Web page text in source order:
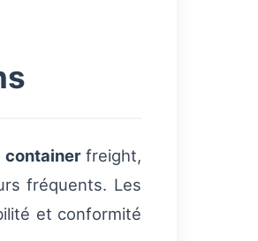
containerfreight,
fréquents. Les
et conformité